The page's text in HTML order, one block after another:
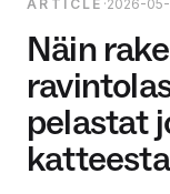
ARTICLE ·2026-
Näin
pelastat